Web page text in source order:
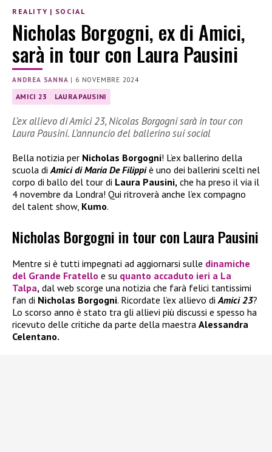
REALITY | SOCIAL
Nicholas Borgogni, ex di Amici,
sarà in tour con Laura Pausini
ANDREA SANNA | 6 NOVEMBRE 2024
AMICI 23 LAURA PAUSINI
L’ex allievo di Amici 23, Nicolas Borgogni sarà in tour con
Laura Pausini. L’annuncio del ballerino sui social
Bella notizia per Nicholas Borgogni! L’ex ballerino della
scuola di Amici di Maria De Filippiè uno dei ballerini scelti nel
corpo di ballo del tour di Laura Pausini, che ha preso il via il
4 novembre da Londra! Qui ritroverà anche l’ex compagno
del talent show, Kumo.
Nicholas Borgogni in tour con Laura Pausini
Mentre si è tutti impegnati ad aggiornarsi sulle dinamiche
del Grande Fratello e su quanto accaduto ieri a La
Talpa, dal web scorge una notizia che farà felici tantissimi
fan di Nicholas Borgogni. Ricordate l’ex allievo diAmici 23?
Lo scorso anno è stato tra gli allievi più discussi e spesso ha
ricevuto delle critiche da parte della maestra Alessandra
Celentano.